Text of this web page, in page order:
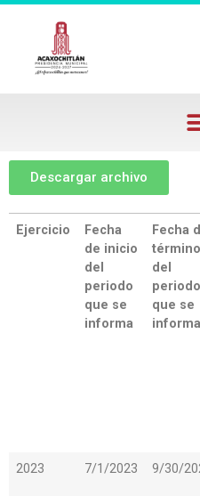
Descargar archivo
Ejercicio
Fecha
de inicio
del
periodo
que se
informa
Fecha
término
del
periodo
que se
informa
2023 7/1/2023 9/30/